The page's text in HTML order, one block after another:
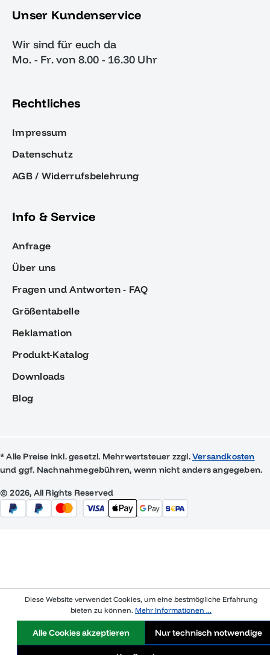
Unser Kundenservice
Wir sind für euch da
Mo. - Fr. von 8.00 - 16.30 Uhr
Rechtliches
Impressum
Datenschutz
AGB / Widerrufsbelehrung
Info & Service
Anfrage
Über uns
Fragen und Antworten - FAQ
Größentabelle
Reklamation
Produkt-Katalog
Downloads
Blog
* Alle Preise inkl. gesetzl. Mehrwertsteuer zzgl.Versandkosten
und ggf. Nachnahmegebühren, wenn nicht anders angegeben.
© 2026, All Rights Reserved
Diese Website verwendet Cookies, um eine bestmögliche Erfahrung
bieten zu können. Mehr Informationen ...
Nur technisch notwendige
Alle Cookies akzeptieren